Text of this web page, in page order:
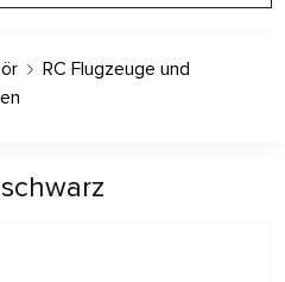
RC Flugzeuge und